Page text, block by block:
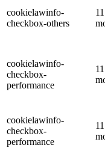
cookielawinfo-
checkbox-others
11
cookielawinfo-
checkbox-
performance
11
cookielawinfo-
checkbox-
performance
11